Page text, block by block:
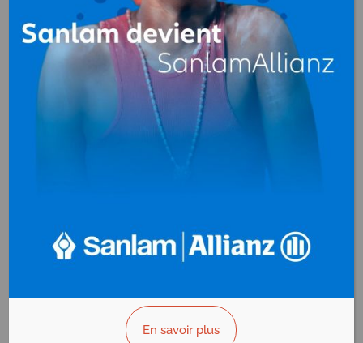
FRP (Face aux Risques
Professionnels)
Matériel d'incendie
Douala - Cameroun
AFFICHER LE N°
MIRE WORLD
Matériel d'incendie
AFFICHER LE N°
En savoir plus